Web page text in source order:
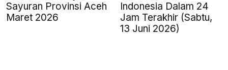
Sayuran Provinsi Aceh
Maret 2026
Indonesia Dalam 24
Jam Terakhir (Sabtu,
13 Juni 2026)